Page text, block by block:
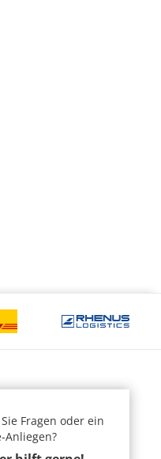
Fragen oder ein
Anliegen?